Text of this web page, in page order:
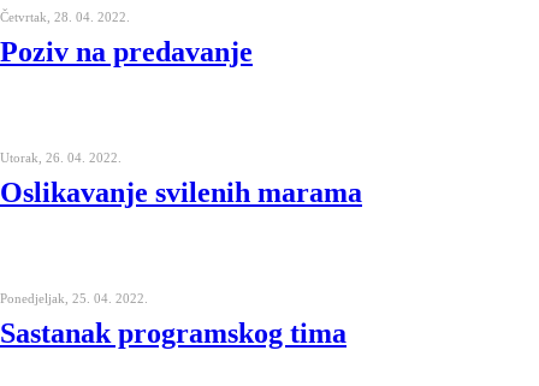
Četvrtak, 28. 04. 2022.
Poziv na predavanje
Utorak, 26. 04. 2022.
Oslikavanje svilenih marama
Ponedjeljak, 25. 04. 2022.
Sastanak programskog tima